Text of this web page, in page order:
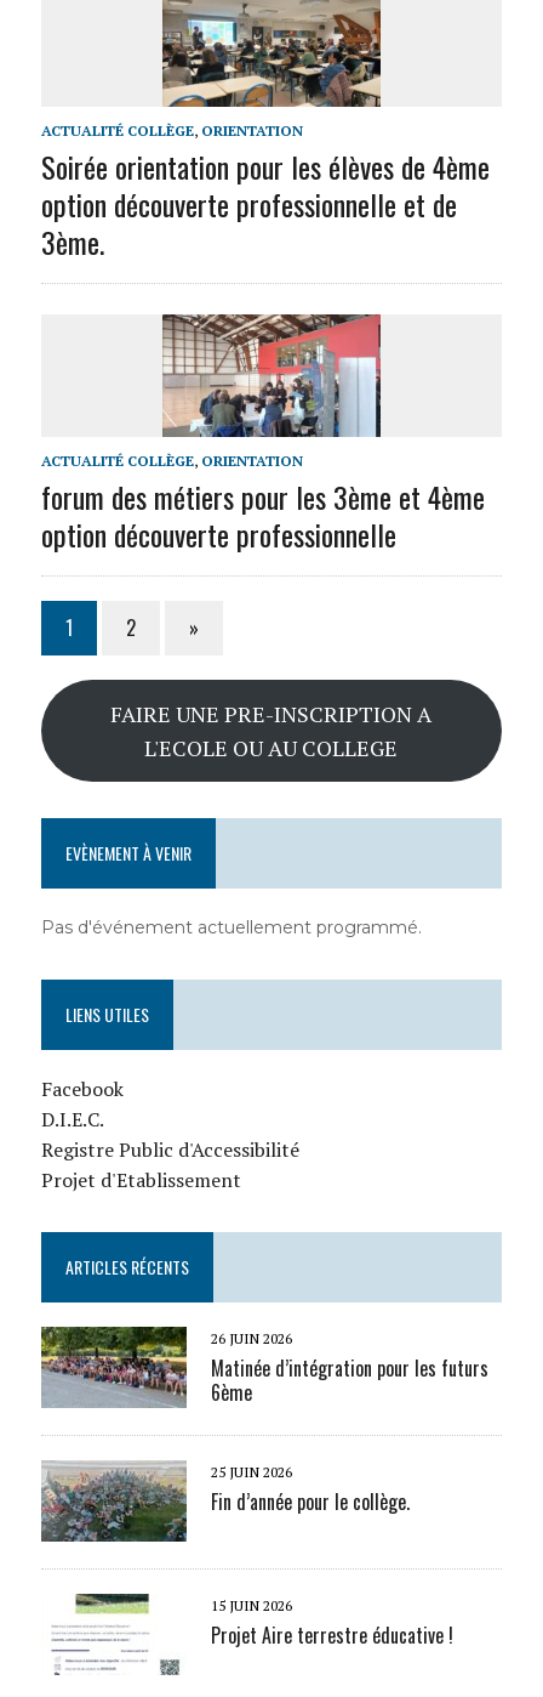
ACTUALITÉ COLLÈGE, ORIENTATION
Soirée orientation pour les élèves de 4ème
option découverte professionnelle et de
3ème.
ACTUALITÉ COLLÈGE, ORIENTATION
forum des métiers pour les 3ème et 4ème
option découverte professionnelle
1 2 »
FAIRE UNE PRE-INSCRIPTION A
L'ECOLE OU AU COLLEGE
EVÈNEMENT À VENIR
Pas d'événement actuellement programmé.
LIENS UTILES
Facebook
D.I.E.C.
Registre Public d'Accessibilité
Projet d'Etablissement
ARTICLES RÉCENTS
26 JUIN 2026
Matinée d’intégration pour les futurs
6ème
25 JUIN 2026
Fin d’année pour le collège.
15 JUIN 2026
Projet Aire terrestre éducative !